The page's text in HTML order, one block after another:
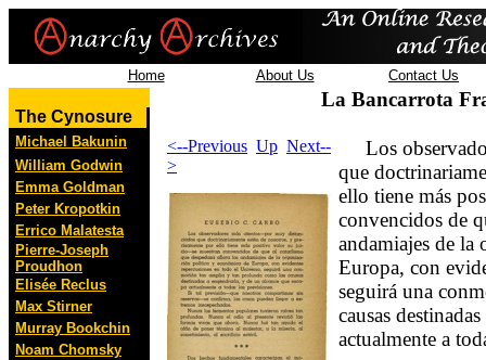
Home About Us Contact Us
The Cynosure
Michael Bakunin
William Godwin
Emma Goldman
Peter Kropotkin
Errico Malatesta
Pierre-Joseph
Proudhon
Elisée Reclus
Max Stirner
Murray Bookchin
Noam Chomsky
La Bancarrota
<--Previous Up Next--
>
Los
que
ello tiene más
convencidos de
andamiajes de la
Europa, con
seguirá una
causas
actualmente a